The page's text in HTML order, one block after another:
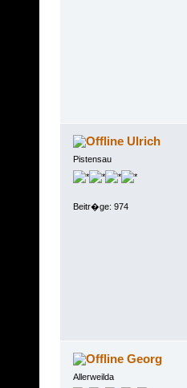
Ulrich
Pistensau
Beitr�ge: 974
Georg
Allerweilda